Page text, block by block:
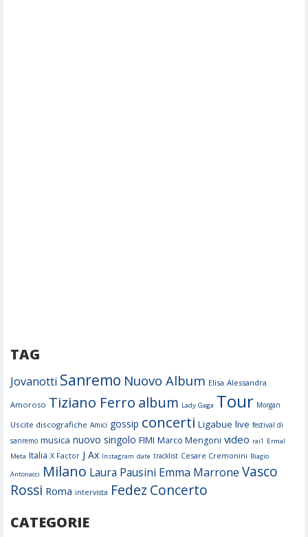
TAG
Jovanotti Sanremo Nuovo Album Elisa Alessandra
Amoroso Tiziano Ferro album Lady Gaga Tour Morgan
Uscite discografiche Amici gossip concerti Ligabue live festival di
sanremo musica nuovo singolo FIMI Marco Mengoni video rai1 Ermal
Meta Italia X Factor J Ax Instagram date tracklist Cesare Cremonini Biagio
Antonacci Milano Laura Pausini Emma Marrone Vasco
Rossi Roma intervista Fedez Concerto
CATEGORIE